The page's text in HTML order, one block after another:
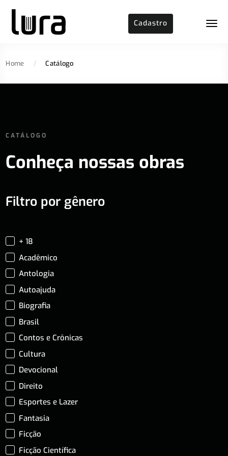
Cadastro
Home / Catálogo
CATÁLOGO
Conheça nossas obras
Filtro por gênero
+ 18
Acadêmico
Antologia
Autoajuda
Biografia
Brasil
Contos e Crônicas
Cultura
Devocional
Direito
Esportes e Lazer
Fantasia
Ficção
Ficção Científica